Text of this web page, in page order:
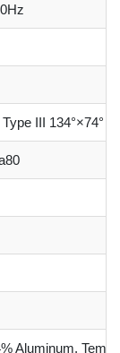
III 134°×74°
Aluminum,